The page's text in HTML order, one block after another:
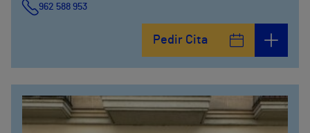
962 588 953
Pedir Cita